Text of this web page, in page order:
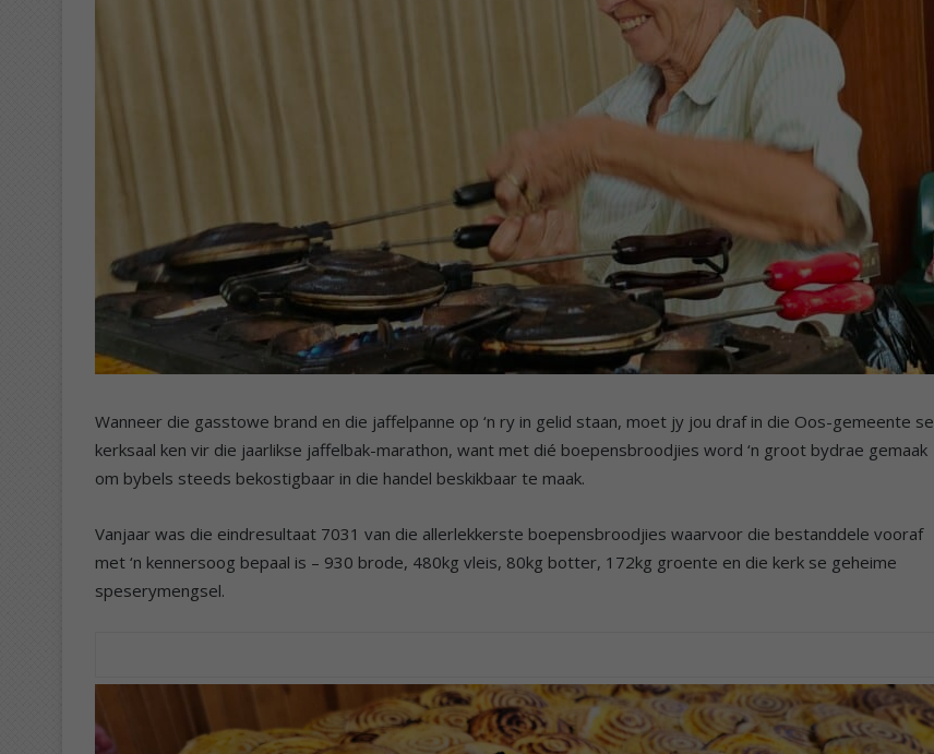
Wanneer die gasstowe brand en die jaffelpanne op ‘n ry in gelid staan, moet jy jou draf in die Oos-gemeente se
kerksaal ken vir die jaarlikse jaffelbak-marathon, want met dié boepensbroodjies word ‘n groot bydrae gemaak
om bybels steeds bekostigbaar in die handel beskikbaar te maak.
Vanjaar was die eindresultaat 7031 van die allerlekkerste boepensbroodjies waarvoor die bestanddele vooraf
met ‘n kennersoog bepaal is – 930 brode, 480kg vleis, 80kg botter, 172kg groente en die kerk se geheime
speserymengsel.